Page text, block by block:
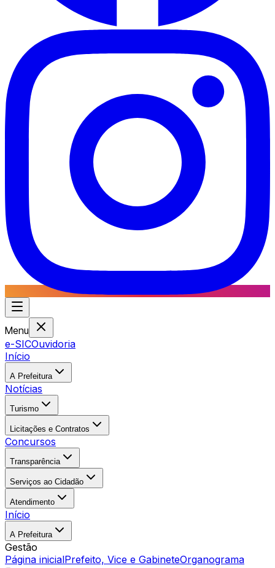
Menu
e-SICOuvidoria
Início
A Prefeitura
Notícias
Turismo
Licitações e Contratos
Concursos
Transparência
Serviços ao Cidadão
Atendimento
Início
A Prefeitura
Gestão
Página inicialPrefeito, Vice e GabineteOrganograma